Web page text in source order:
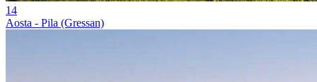
14
Aosta - Pila (Gressan)